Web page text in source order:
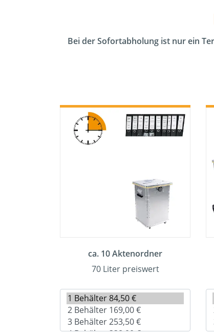
Bei der Sofortabholung ist nur ein
ca. 10 Aktenordner
70 Liter preiswert